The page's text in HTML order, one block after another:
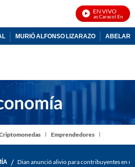
EN VIVO
Noticias Caracol En Vivo
MURIÓ ALFONSO LIZARAZO
Emprendedores
/ Dian anunció alivio para contribuyentes en